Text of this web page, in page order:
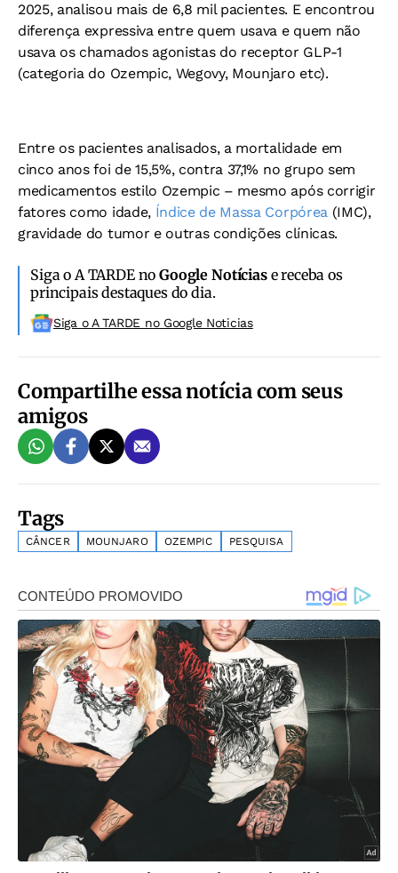
2025, analisou mais de 6,8 mil pacientes. E encontrou
diferença expressiva entre quem usava e quem não
usava os chamados agonistas do receptor GLP-1
(categoria do Ozempic, Wegovy, Mounjaro etc).
Entre os pacientes analisados, a mortalidade em
cinco anos foi de 15,5%, contra 37,1% no grupo sem
medicamentos estilo Ozempic – mesmo após corrigir
fatores como idade, Índice de Massa Corpórea(IMC),
gravidade do tumor e outras condições clínicas.
Siga o A TARDE noGoogle Notíciase receba os
principais destaques do dia.
Siga o A TARDE no Google Noticias
Compartilhe essa notícia com seus
amigos
Tags
CÂNCER MOUNJARO OZEMPIC PESQUISA